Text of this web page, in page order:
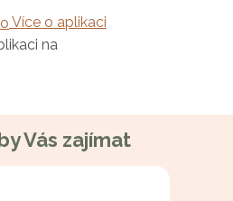
Více o aplikaci
na
Vás zajímat